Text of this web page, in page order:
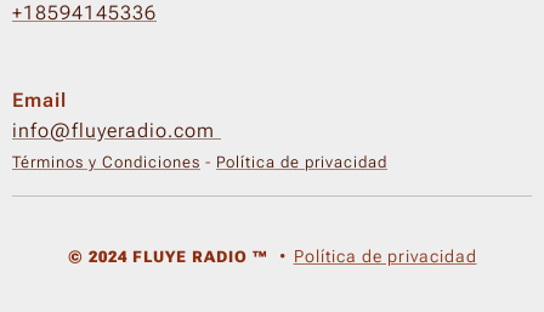
+18594145336
Email
info@fluyeradio.com
Términos y Condiciones - Política de privacidad
© 2024 FLUYE RADIO ™ Política de privacidad